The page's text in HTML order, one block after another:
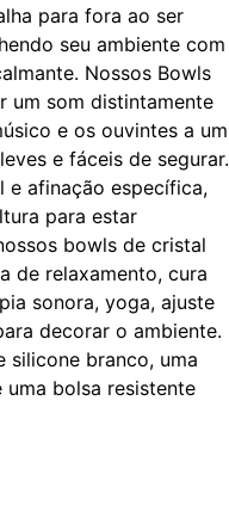
para fora ao ser
seu ambiente com
Nossos Bowls
um som distintamente
e os ouvintes a um
e fáceis de segurar.
e afinação específica,
para estar
bowls de cristal
de relaxamento, cura
sonora, yoga, ajuste
decorar o ambiente.
silicone branco, uma
uma bolsa resistente